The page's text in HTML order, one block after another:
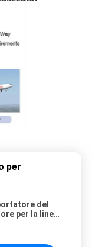
per
del
per la linea